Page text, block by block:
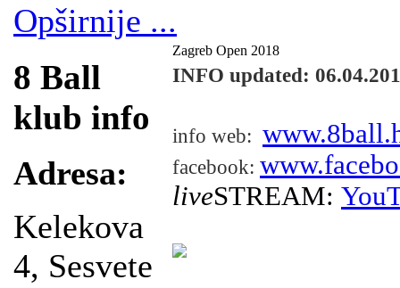
Opširnije ...
8 Ball
klub info
Adresa:
Kelekova
4, Sesvete
Zagreb Open 2018
INFO updated:
info web:
facebook:
liveSTREAM: